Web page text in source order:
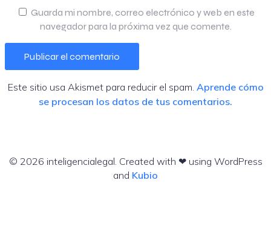
Guarda mi nombre, correo electrónico y web en este
navegador para la próxima vez que comente.
Este sitio usa Akismet para reducir el spam. Aprende cómo
se procesan los datos de tus comentarios.
© 2026 inteligencialegal. Created with ❤ using WordPress
and Kubio